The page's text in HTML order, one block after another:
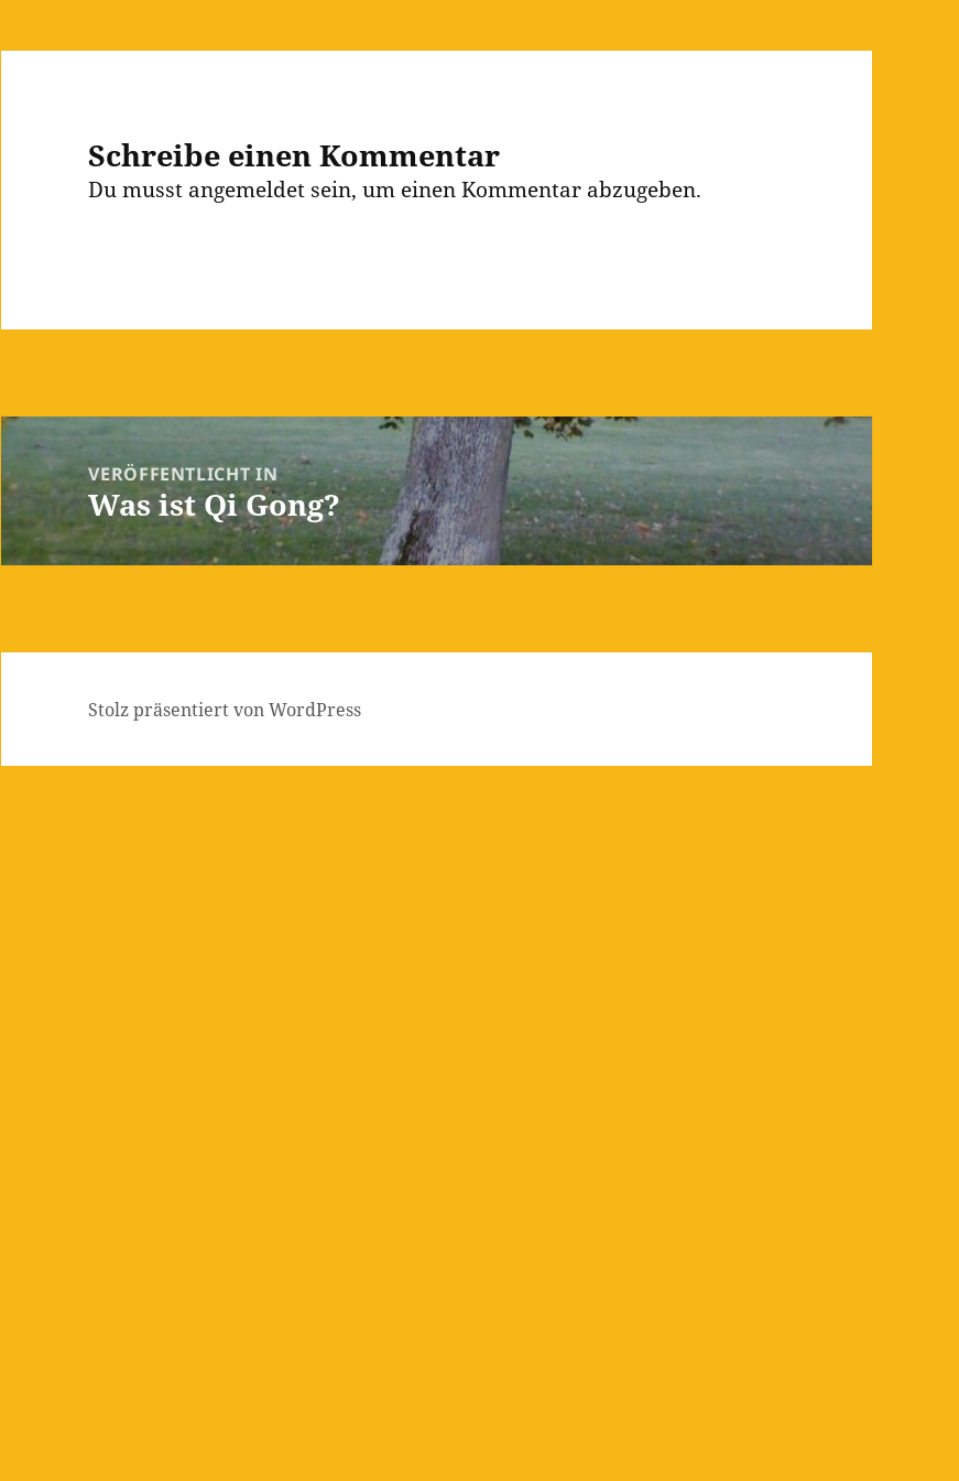
Schreibe einen Kommentar
Du musst angemeldet sein, um einen Kommentar abzugeben.
Beitragsnavigation
VERÖFFENTLICHT IN
Was ist Qi Gong?
Stolz präsentiert von WordPress